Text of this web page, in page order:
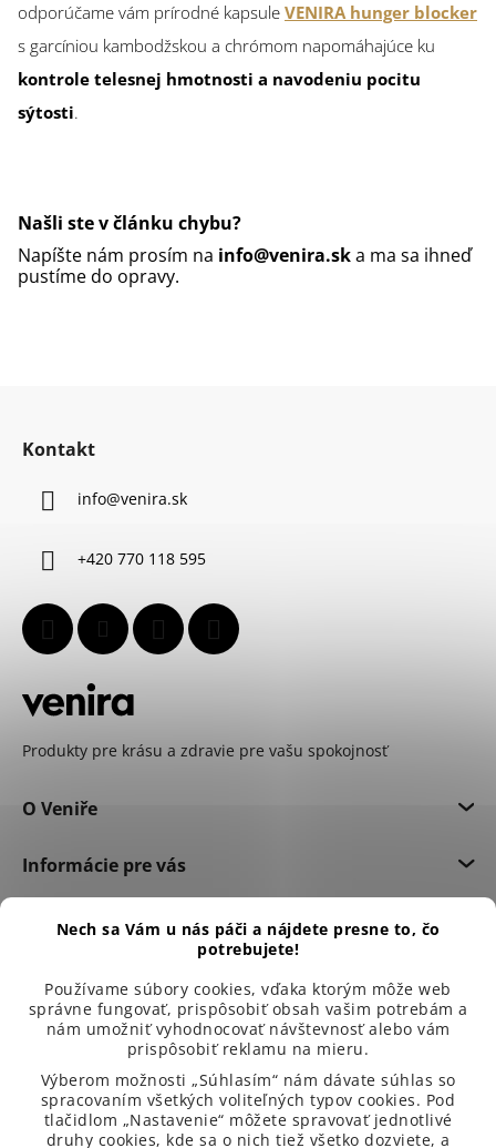
Nech sa Vám u nás páči a nájdete presne to, čo
potrebujete!
Používame súbory cookies, vďaka ktorým môže web
správne fungovať, prispôsobiť obsah vašim potrebám a
nám umožniť vyhodnocovať návštevnosť alebo vám
prispôsobiť reklamu na mieru.
Výberom možnosti „Súhlasím“ nám dávate súhlas so
spracovaním všetkých voliteľných typov cookies. Pod
tlačidlom „Nastavenie“ môžete spravovať jednotlivé
druhy cookies, kde sa o nich tiež všetko dozviete, a
odporúčame vám prírodné kapsule VENIRA hunger blocker
s garcíniou kambodžskou a chrómom napomáhajúce ku
kontrole telesnej hmotnosti a navodeniu pocitu
sýtosti.
Našli ste v článku chybu?
Napíšte nám prosím na info@venira.ska ma sa ihneď
pustíme do opravy.
Kontakt
info@venira.sk
+420 770 118 595
Produkty pre krásu a zdravie pre vašu spokojnosť
O Veniře
Informácie pre vás
Dôležité informácie